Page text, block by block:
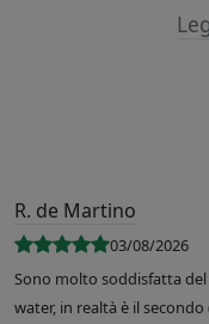
R. de Martino
03/08/2026
Sono molto soddisfatta
water, in realtà è il